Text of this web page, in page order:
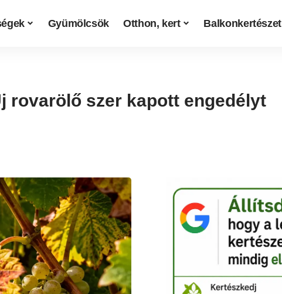
Gyümölcsök Otthon, kert Balkonkertészet
rovarölő szer kapott engedélyt